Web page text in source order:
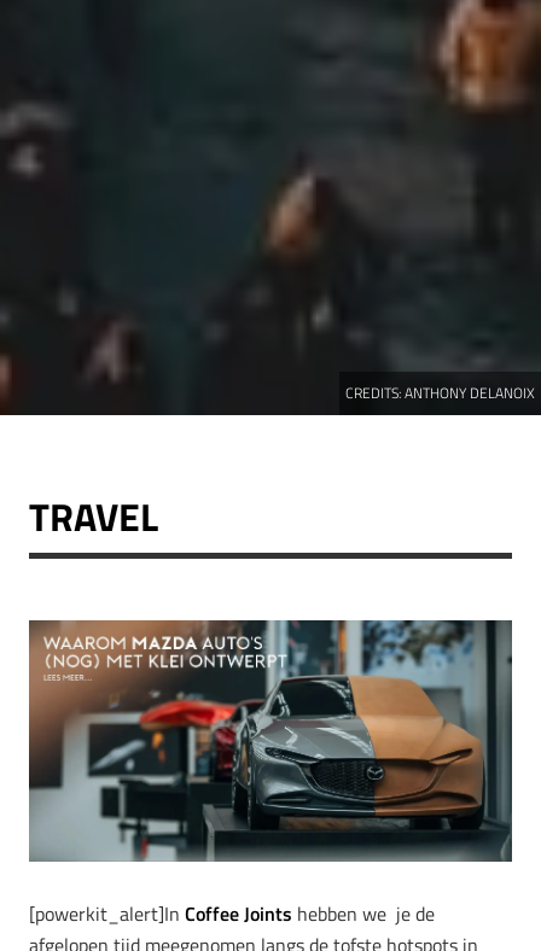
CREDITS:ANTHONY DELANOIX
TRAVEL
[powerkit_alert]In Coffee Joints hebben we je de
afgelopen tijd meegenomen langs de tofste hotspots in